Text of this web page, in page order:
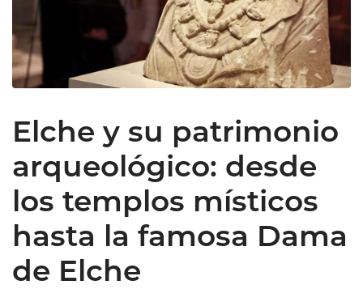
Elche y su patrimonio
arqueológico: desde
los templos místicos
hasta la famosa Dama
de Elche